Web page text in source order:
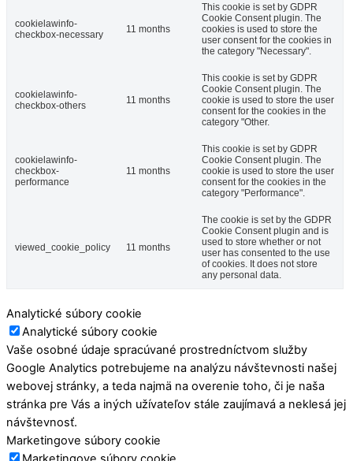
cookielawinfo-
checkbox-necessary
11 months
This cookie is set by GDPR
Cookie Consent plugin. The
cookies is used to store the
user consent for the cookies in
the category "Necessary".
cookielawinfo-
checkbox-others
11 months
This cookie is set by GDPR
Cookie Consent plugin. The
cookie is used to store the user
consent for the cookies in the
category "Other.
cookielawinfo-
checkbox-
performance
11 months
This cookie is set by GDPR
Cookie Consent plugin. The
cookie is used to store the user
consent for the cookies in the
category "Performance".
viewed_cookie_policy 11 months
The cookie is set by the GDPR
Cookie Consent plugin and is
used to store whether or not
user has consented to the use
of cookies. It does not store
any personal data.
Analytické súbory cookie
Analytické súbory cookie
Vaše osobné údaje spracúvané prostredníctvom služby
Google Analytics potrebujeme na analýzu návštevnosti našej
webovej stránky, a teda najmä na overenie toho, či je naša
stránka pre Vás a iných užívateľov stále zaujímavá a neklesá jej
návštevnosť.
Marketingove súbory cookie